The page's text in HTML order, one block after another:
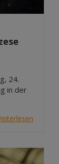
24.
in der